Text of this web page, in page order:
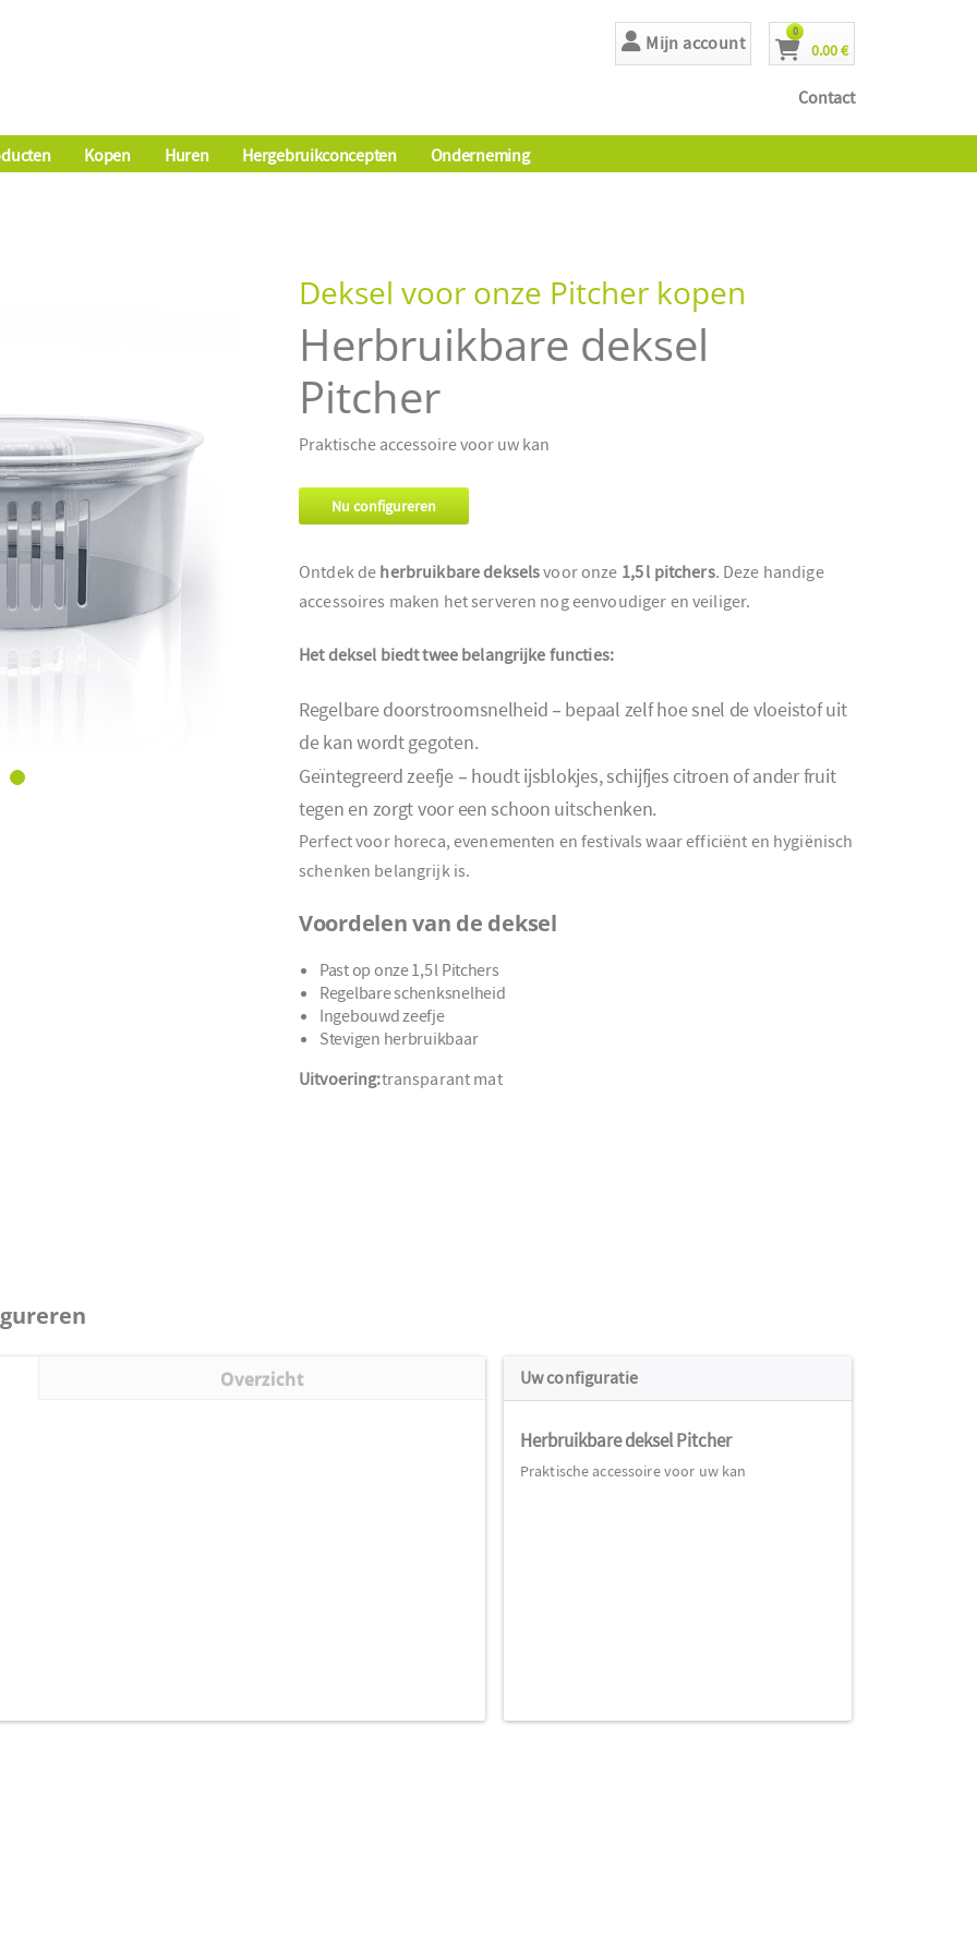
Mijn account
Cart
0.00 €
0producten
Contact
Kopen Huren Hergebruikconcepten Onderneming
Deksel voor onze Pitcher kopen
Herbruikbare deksel
Pitcher
Praktische accessoire voor uw kan
Nu configureren
Ontdek de herbruikbare dekselsvoor onze 1,5 l pitchers. Deze handige
accessoires maken het serveren nog eenvoudiger en veiliger.
Het deksel biedt twee belangrijke functies:
Regelbare doorstroomsnelheid – bepaal zelf hoe snel de vloeistof uit
de kan wordt gegoten.
Geïntegreerd zeefje – houdt ijsblokjes, schijfjes citroen of ander fruit
tegen en zorgt voor een schoon uitschenken.
Perfect voor horeca, evenementen en festivals waar efficiënt en hygiënisch
schenken belangrijk is.
Voordelen van de deksel
Past op onze 1,5 l Pitchers
Regelbare schenksnelheid
Ingebouwd zeefje
Stevigen herbruikbaar
Uitvoering:transparant mat
Overzicht Uw configuratie
Herbruikbare deksel Pitcher
Praktische accessoire voor uw kan